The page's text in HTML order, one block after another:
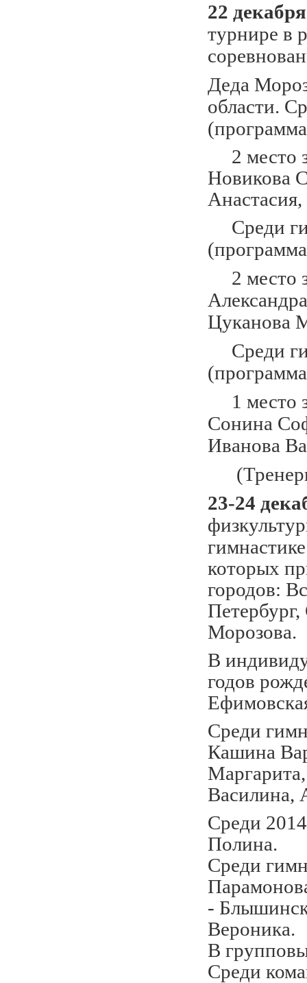
22 декабря
турнире в
Деда
области.
2 место
Новикова
Среди
2 место
Цуканова
Среди
1 место
Сонина
Иванова
23-24
которых
городов:
Морозова.
В
годов
Среди
Кашина
Василина,
Среди
Полина.
Среди
-
Вероника.
В
Среди